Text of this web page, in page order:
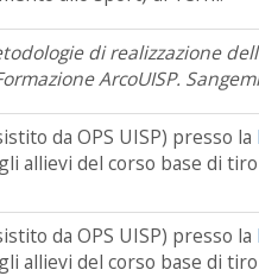
di realizzazione
ArcoUISP.
da OPS UISP) presso la
allievi del corso base di
da OPS UISP) presso la
allievi del corso base di